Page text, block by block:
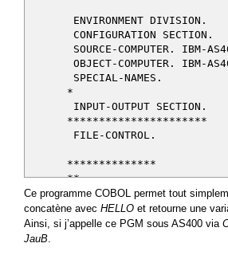
ENVIRONMENT DIVISION.
CONFIGURATION SECTION.
SOURCE-COMPUTER. IBM-
OBJECT-COMPUTER. IBM-
SPECIAL-NAMES.
*
INPUT-OUTPUT SECTION.
**********************
FILE-CONTROL.
**************
**
** ---------- DATA
**
DATA DIVISION.
FILE SECTION.
Ce programme COBOL permet tout
concatène avec HELLO et retourne une
Ainsi, si j’appelle ce PGM sous AS400 via
JauB.